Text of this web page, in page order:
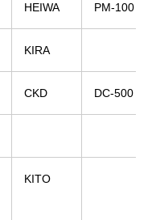
HEIWA PM-100
KIRA
CKD DC-500
KITO